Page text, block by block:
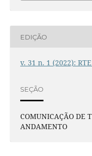
EDIÇÃO
v. 31 n. 1 (2022):
SEÇÃO
COMUNICAÇÃO DE
ANDAMENTO